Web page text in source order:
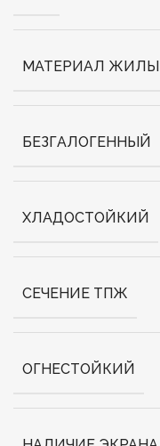
МАТЕРИАЛ ЖИЛЫ
БЕЗГАЛОГЕННЫЙ
ХЛАДОСТОЙКИЙ
СЕЧЕНИЕ ТПЖ
ОГНЕСТОЙКИЙ